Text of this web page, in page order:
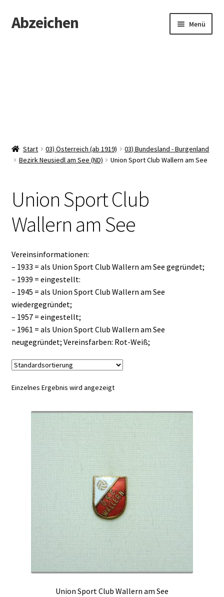
Zur
Navigation
Zum
Inhalt
Abzeichen Menü
Start 03) Österreich (ab 1919)
03) Bundesland - Burgenland
Bezirk Neusiedl am See (ND)
Union Sport Club Wallern am See
Union Sport Club
Wallern am See
Vereinsinformationen:
– 1933 = als Union Sport Club Wallern am See gegründet;
– 1939 = eingestellt:
– 1945 = als Union Sport Club Wallern am See
wiedergegründet;
– 1957 = eingestellt;
– 1961 = als Union Sport Club Wallern am See
neugegründet; Vereinsfarben: Rot-Weiß;
Einzelnes Ergebnis wird angezeigt
Union Sport Club Wallern am See